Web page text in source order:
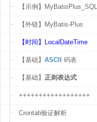
【示例】MyBatisPlus_SQL
【外链】MyBatis-Plus
【时间】LocalDateTime
【基础】 ASCII 码表
【基础】 正则表达式
++++++++++++++++++
Crontab验证解析